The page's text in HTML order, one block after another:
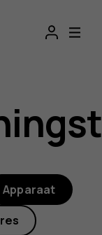
Apparaat